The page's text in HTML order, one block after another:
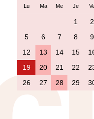
Lu Ma Me Je
1 2
5
6 7 8 9
12
13 14 15
19
20 21 22
26
27 28 29